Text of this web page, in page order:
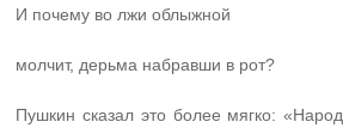
И почему во лжи облыжной
молчит, дерьма набравши в рот?
Пушкин сказал это более мягко: «Народ